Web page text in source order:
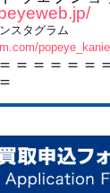
スタグラム
＝＝＝＝＝